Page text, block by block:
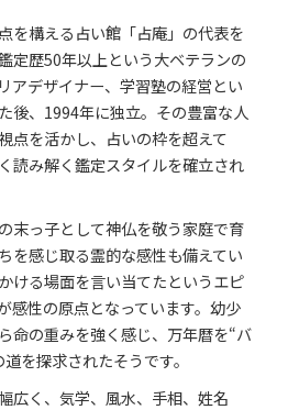
を構える占い館「占庵」の代表を
定歴50年以上という大ベテランの
アデザイナー、学習塾の経営とい
後、1994年に独立。その豊富な人
点を活かし、占いの枠を超えて
読み解く鑑定スタイルを確立され
末っ子として神仏を敬う家庭で育
を感じ取る霊的な感性も備えてい
ける場面を言い当てたというエピ
感性の原点となっています。幼少
命の重みを強く感じ、万年暦を“バ
を探求されたそうです。
広く、気学、風水、手相、姓名